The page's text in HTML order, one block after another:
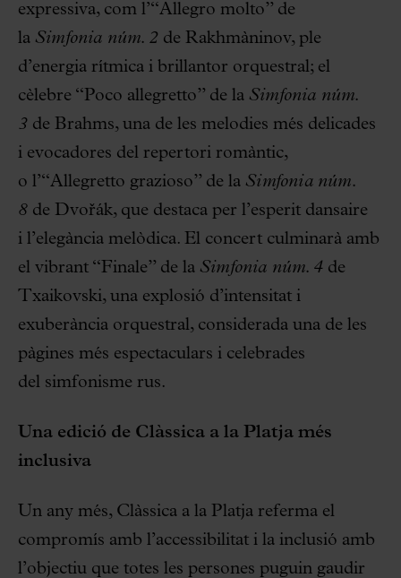
expressiva, com l’“Allegro molto” de
la Simfonia núm. 2 de Rakhmàninov, ple
d’energia rítmica i brillantor orquestral; el
cèlebre “Poco allegretto” de la Simfonia núm.
3 de Brahms, una de les melodies més delicades
i evocadores del repertori romàntic,
o l’“Allegretto grazioso” de la Simfonia núm.
8 de Dvořák, que destaca per l’esperit dansaire
i l’elegància melòdica. El concert culminarà amb
el vibrant “Finale” de la Simfonia núm. 4 de
Txaikovski, una explosió d’intensitat i
exuberància orquestral, considerada una de les
pàgines més espectaculars i celebrades
del simfonisme rus.
Una edició de Clàssica a la Platja més
inclusiva
Un any més, Clàssica a la Platja referma el
compromís amb l’accessibilitat i la inclusió amb
l’objectiu que totes les persones puguin gaudir